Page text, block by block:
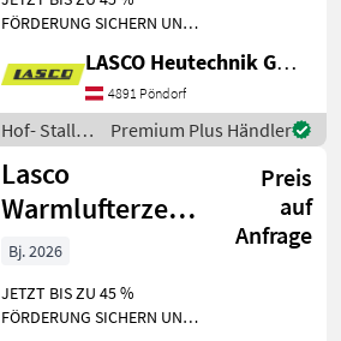
FÖRDERUNG SICHERN UND
MIT UNSEREM
FÖRDERSERVICE+ Bitte
beachten Sie, dass es sich
hierbei um eine von uns
vorgeschlagene
LASCO Heutechnik GmbH
4891 Pöndorf
Hof- Stall-
und
Weidetechnik
/ Lasco
Premium Plus Händler
Lasco
Warmlufterzeuger
Hackgut
LAH90150
Preis
auf
Anfrage
Bj. 2026
JETZT BIS ZU 45 %
FÖRDERUNG SICHERN UND